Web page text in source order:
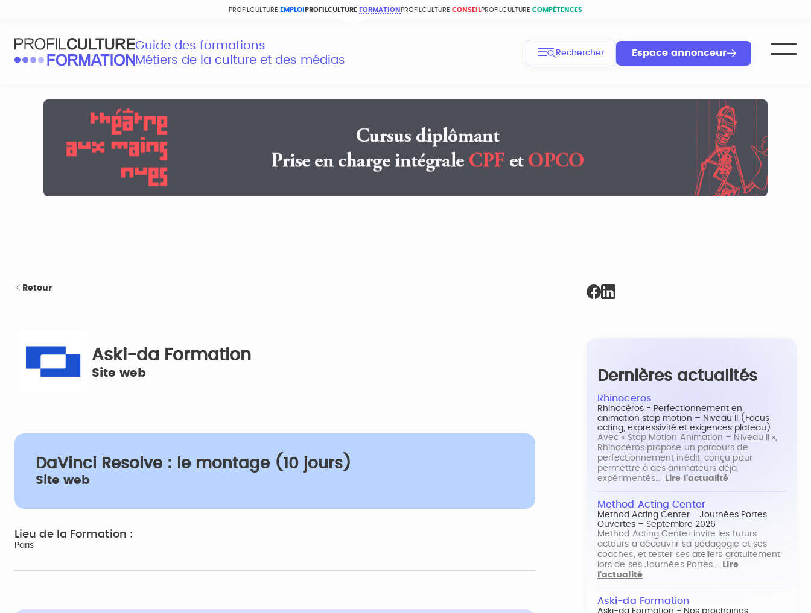
PROFILCULTURE EMPLOI PROFILCULTURE FORMATION PROFILCULTURE CONSEIL PROFILCULTURE COMPÉTENCES
Guide des formations
Métiers de la culture et des médias
Rechercher Espace annonceur
Retour
Aski-da Formation
Site web
DaVinci Resolve : le montage (10 jours)
Site web
Lieu de la Formation :
Paris
Dernières actualités
Rhinoceros
Rhinocéros - Perfectionnement en
animation stop motion – Niveau II (Focus
acting, expressivité et exigences plateau)
Avec « Stop Motion Animation – Niveau II »,
Rhinocéros propose un parcours de
perfectionnement inédit, conçu pour
permettre à des animateurs déjà
expérimentés…
Lire l'actualité
Method Acting Center
Method Acting Center - Journées Portes
Ouvertes – Septembre 2026
Method Acting Center invite les futurs
acteurs à découvrir sa pédagogie et ses
coaches, et tester ses ateliers gratuitement
lors de ses Journées Portes…
Lire
l'actualité
Aski-da Formation
Aski-da Formation - Nos prochaines